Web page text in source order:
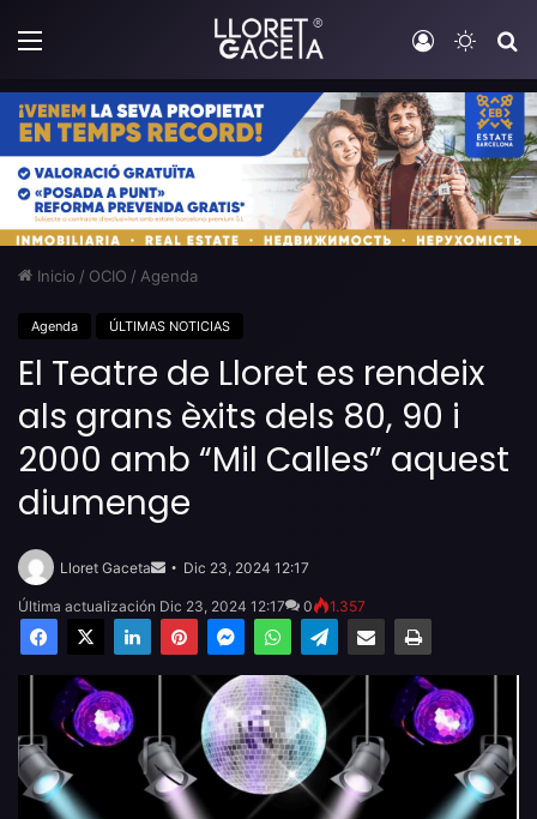
Menú Iniciar
Inicio / OCIO / Agenda
Agenda ÚLTIMAS NOTICIAS
El Teatre de Lloret es rendeix
als grans èxits dels 80, 90 i
2000 amb “Mil Calles” aquest
diumenge
Lloret Gaceta
email
Dic 23, 2024 12:17
Última actualización Dic 23, 2024 12:17 0 1.357
Facebook
X LinkedInPinterestMessengerWhatsAppTelegramCompartir por email Imprimir